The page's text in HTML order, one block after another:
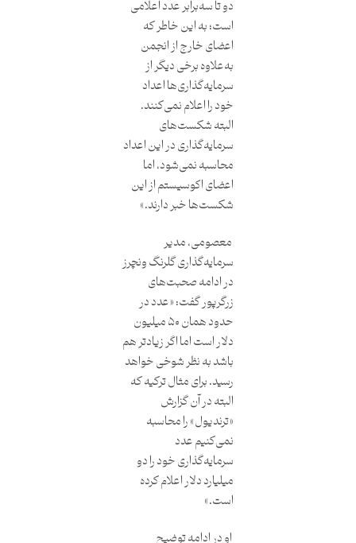
دو تا سه‌برابر عدد اعلامی
است؛ به این خاطر که
اعضای خارج از انجمن
به‌علاوه برخی دیگر از
سرمایه‌گذاری‌ها اعداد
خود را اعلام نمی‌کنند.
البته شکست‌های
سرمایه‌گذاری در این اعداد
محاسبه نمی‌شود، اما
اعضای اکوسیستم از این
شکست‌ها خبر دارند.»
معصومی، مدیر
سرمایه‌گذاری گلرنگ ونچرز
در ادامه صحبت‌های
زرگرپور گفت: «عدد در
حدود همان ۵۰ میلیون
دلار است اما اگر زیادتر هم
باشد به نظر شوخی خواهد
رسید. برای مثال ترکیه که
البته در آن گزارش
«ترندیول» را محاسبه
نمی‌کنیم عدد
سرمایه‌گذاری خود را دو
میلیارد دلار اعلام کرده
است.»
او در ادامه توضیح